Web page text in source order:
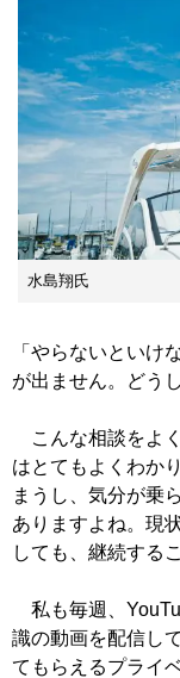
水島翔氏
「やらないといけ
が出ません。どう
こんな相談をよ
はとてもよくわか
まうし、気分が乗
ありますよね。現
しても、継続する
私も毎週、
識の動画を配信し
てもらえるプライ